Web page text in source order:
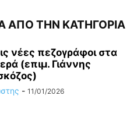
ΑΠΟ ΤΗΝ ΚΑΤΗΓΟΡΙΑ
νέες πεζογράφοι στα
(επιμ. Γιάννης
- 11/01/2026